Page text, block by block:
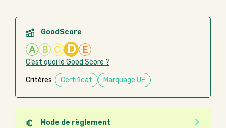
GoodScore
A B C D E
C’est quoi le Good Score ?
Critères : Certificat Marquage UE
Mode de règlement